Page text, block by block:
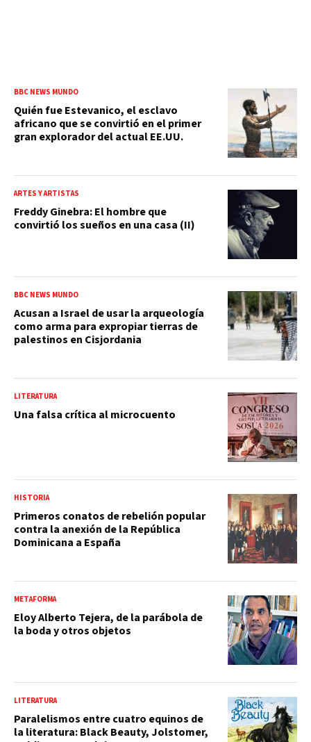
BBC NEWS MUNDO
Quién fue Estevanico, el esclavo
africano que se convirtió en el primer
gran explorador del actual EE.UU.
ARTES Y ARTISTAS
Freddy Ginebra: El hombre que
convirtió los sueños en una casa (II)
BBC NEWS MUNDO
Acusan a Israel de usar la arqueología
como arma para expropiar tierras de
palestinos en Cisjordania
LITERATURA
Una falsa crítica al microcuento
HISTORIA
Primeros conatos de rebelión popular
contra la anexión de la República
Dominicana a España
METAFORMA
Eloy Alberto Tejera, de la parábola de
la boda y otros objetos
LITERATURA
Paralelismos entre cuatro equinos de
la literatura: Black Beauty, Jolstomer,